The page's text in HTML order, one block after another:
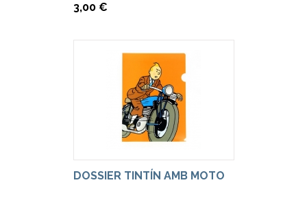
3,00 €
DOSSIER TINTÍN AMB MOTO